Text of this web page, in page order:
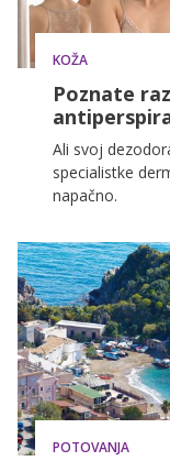
KOŽA
Poznate
Ali svoj
specialistke
napačno.
POTOVANJA